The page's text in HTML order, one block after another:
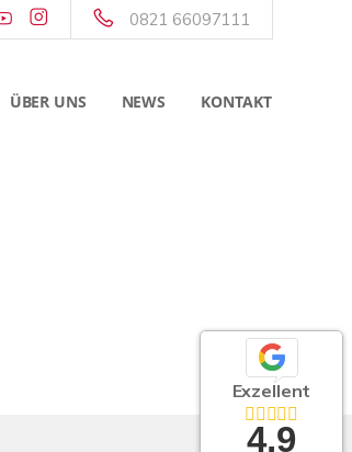
0821 66097111
ÜBER UNS NEWS KONTAKT
Exzellent
4,9